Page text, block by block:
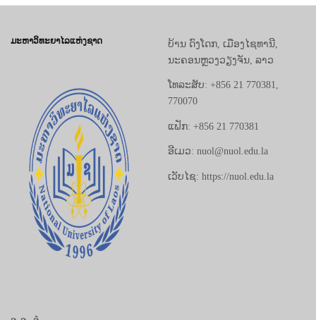
ມະຫາວິທະຍາໄລແຫ່ງຊາດ
ບ້ານ ດົງໂດກ, ເມືອງໄຊທານີ,
ນະຄອນຫຼວງວຽງຈັນ, ລາວ
ໂທລະສັບ: +856 21 770381,
770070
ແຟັກ: +856 21 770381
ອີເມວ: nuol@nuol.edu.la
ເວັບໄຊ: https://nuol.edu.la